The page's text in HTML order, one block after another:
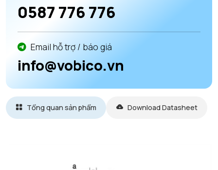
0587 776 776
Email hỗ trợ / báo giá
info@vobico.vn
Tổng quan sản phẩm Download Datasheet